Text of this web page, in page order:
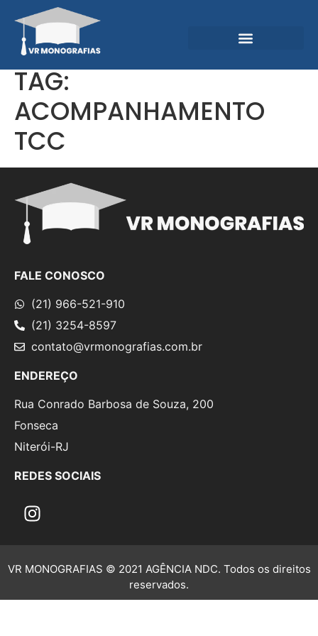
TAG:
ACOMPANHAMENTO
TCC
FALE CONOSCO
(21) 966-521-910
(21) 3254-8597
contato@vrmonografias.com.br
ENDEREÇO
Rua Conrado Barbosa de Souza, 200
Fonseca
Niterói-RJ
REDES SOCIAIS
VR MONOGRAFIAS © 2021 AGÊNCIA NDC. Todos os direitos
reservados.